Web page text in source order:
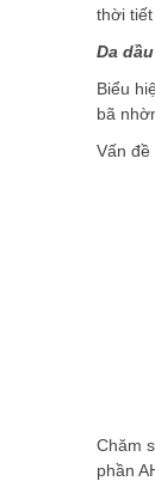
thời
Da dầu
Biểu
bã
Vấn đề
Chăm
phần